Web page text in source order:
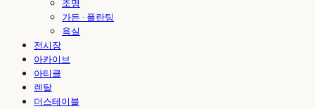
조명
가든 · 플란팅
욕실
전시장
아카이브
아티클
렌탈
더스테이블